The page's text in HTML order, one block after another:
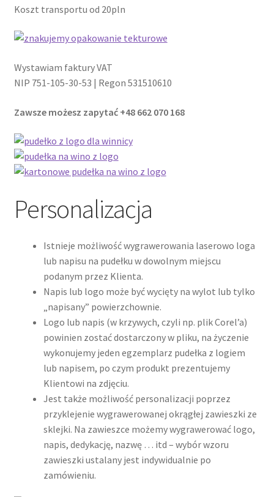
Koszt transportu od 20pln
Wystawiam faktury VAT
NIP 751-105-30-53 | Regon 531510610
Zawsze możesz zapytać +48 662 070 168
Personalizacja
Istnieje możliwość wygrawerowania laserowo loga
lub napisu na pudełku w dowolnym miejscu
podanym przez Klienta.
Napis lub logo może być wycięty na wylot lub tylko
„napisany” powierzchownie.
Logo lub napis (w krzywych, czyli np. plik Corel’a)
powinien zostać dostarczony w pliku, na życzenie
wykonujemy jeden egzemplarz pudełka z logiem
lub napisem, po czym produkt prezentujemy
Klientowi na zdjęciu.
Jest także możliwość personalizacji poprzez
przyklejenie wygrawerowanej okrągłej zawieszki ze
sklejki. Na zawieszce możemy wygrawerować logo,
napis, dedykację, nazwę … itd – wybór wzoru
zawieszki ustalany jest indywidualnie po
zamówieniu.